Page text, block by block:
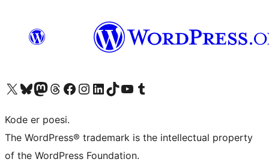
Besøk vår konto på X Visit our Bluesky account
Besøk vår Mastodon-konto
Visit our Threads account
Besøk vår Facebook-sideBesøk vår Instagram-konto
Besøk vår LinkedIn-konto
Visit our TikTok account
Visit our YouTube channel
Visit our Tumblr account
Kode er poesi.
The WordPress® trademark is the intellectual property
of the WordPress Foundation.